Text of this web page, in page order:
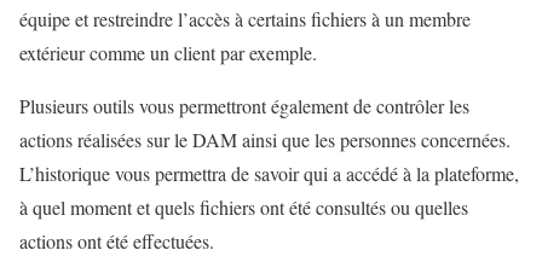
équipe et restreindre l’accès à certains fichiers à un membre
extérieur comme un client par exemple.
Plusieurs outils vous permettront également de contrôler les
actions réalisées sur le DAM ainsi que les personnes concernées.
L’historique vous permettra de savoir qui a accédé à la plateforme,
à quel moment et quels fichiers ont été consultés ou quelles
actions ont été effectuées.